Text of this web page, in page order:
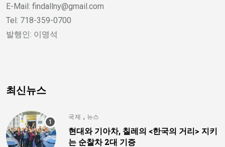
E-Mail: findallny@gmail.com
Tel: 718-359-0700
발행인: 이명석
최신뉴스
국제 , 뉴스
현대와 기아차, 칠레의 <한국의 거리> 지키
는 순찰차 2대 기증